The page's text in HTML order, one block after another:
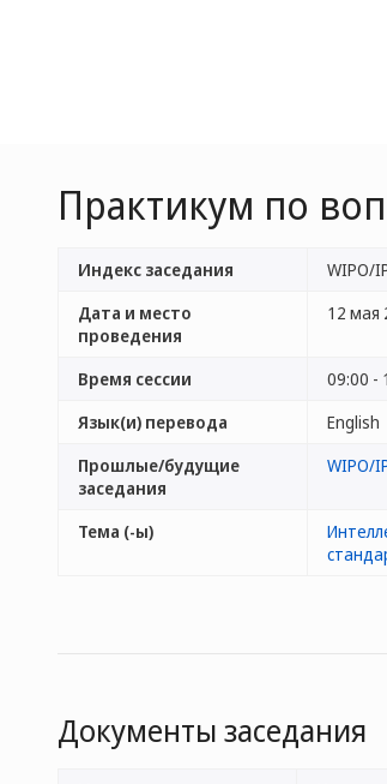
Практикум по
Индекс заседания
WIPO/
Дата и место
проведения
12 мая
Время сессии
09:00 -
Язык(и) перевода
English
Прошлые/будущие
заседания
WIPO/
Тема (-ы)
Документы заседания